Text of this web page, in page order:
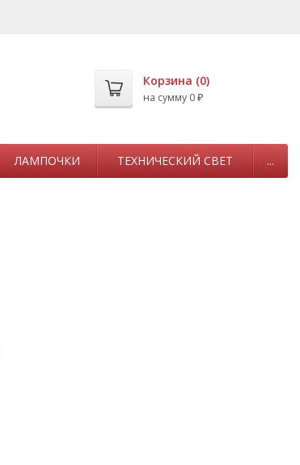
Корзина (0)
на сумму 0 ₽
ЛАМПОЧКИ ТЕХНИЧЕСКИЙ СВЕТ ...